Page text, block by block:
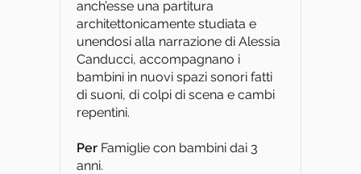
anch’esse una partitura
architettonicamente studiata e
unendosi alla narrazione di Alessia
Canducci, accompagnano i
bambini in nuovi spazi sonori fatti
di suoni, di colpi di scena e cambi
repentini.
Per Famiglie con bambini dai 3
anni.